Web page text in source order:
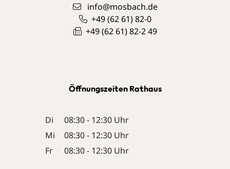
info@mosbach.de
+49 (62 61) 82-0
+49 (62 61) 82-2 49
Öffnungszeiten Rathaus
Di
08:30 - 12:30 Uhr
Mi
08:30 - 12:30 Uhr
Fr
08:30 - 12:30 Uhr